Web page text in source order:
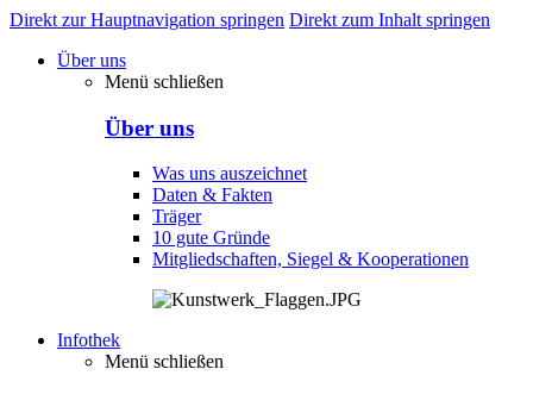
Direkt zur Hauptnavigation springen Direkt zum Inhalt springen
Über uns
Menü schließen
Über uns
Was uns auszeichnet
Daten & Fakten
Träger
10 gute Gründe
Mitgliedschaften, Siegel & Kooperationen
Infothek
Menü schließen